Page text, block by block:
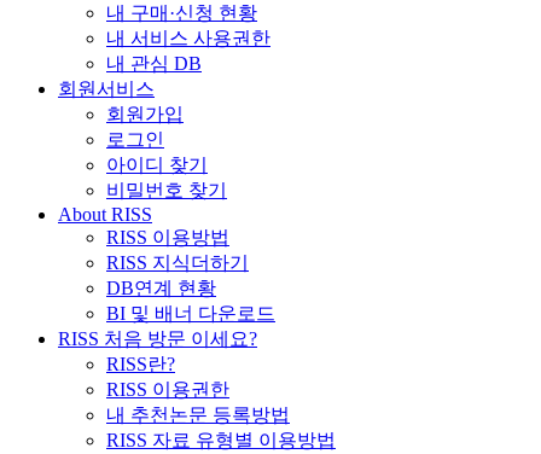
내 구매·신청 현황
내 서비스 사용권한
내 관심 DB
회원서비스
회원가입
로그인
아이디 찾기
비밀번호 찾기
About RISS
RISS 이용방법
RISS 지식더하기
DB연계 현황
BI 및 배너 다운로드
RISS 처음 방문 이세요?
RISS란?
RISS 이용권한
내 추천논문 등록방법
RISS 자료 유형별 이용방법